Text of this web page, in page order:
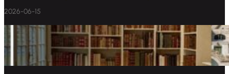
2026-06-15